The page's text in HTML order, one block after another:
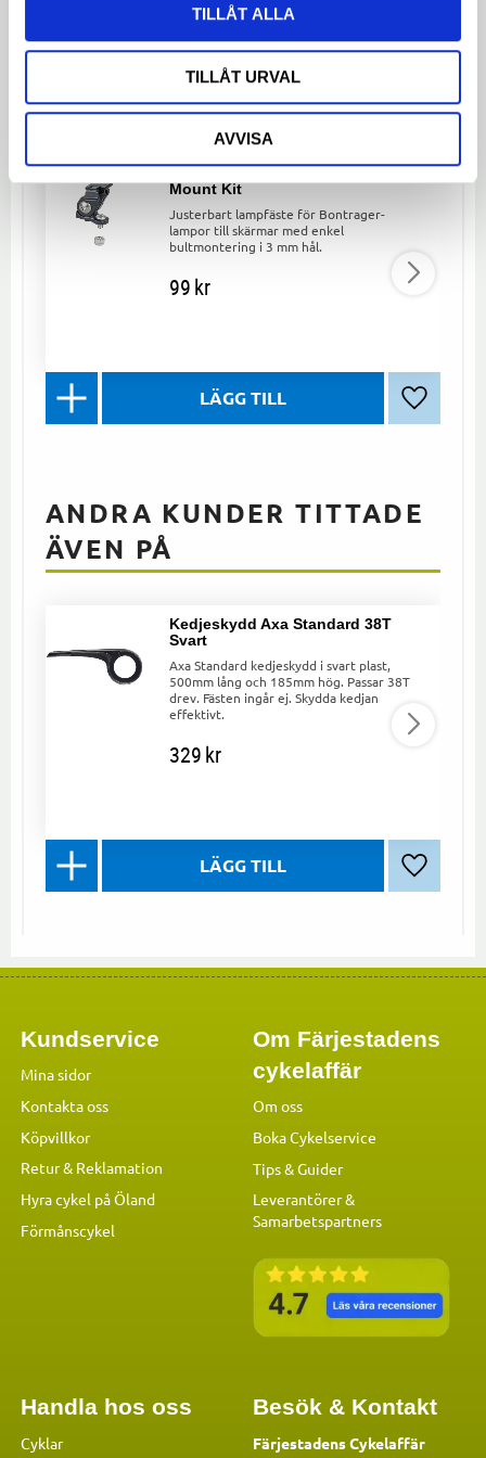
TILLÅT ALLA
TILLÅT URVAL
AVVISA
LinkedIn
LIKNANDE PRODUKTER
Bontrager Bolt-on Fender Light
Mount Kit
Justerbart lampfäste för Bontrager-
lampor till skärmar med enkel
bultmontering i 3 mm hål.
99kr
Lägg till
ANDRA KUNDER TITTADE
ÄVEN PÅ
Kedjeskydd Axa Standard 38T
Svart
Axa Standard kedjeskydd i svart plast,
500mm lång och 185mm hög. Passar 38T
drev. Fästen ingår ej. Skydda kedjan
effektivt.
329kr
Lägg till
Kundservice
Mina sidor
Kontakta oss
Köpvillkor
Retur & Reklamation
Hyra cykel på Öland
Förmånscykel
Om Färjestadens
cykelaffär
Om oss
Boka Cykelservice
Tips & Guider
Leverantörer &
Samarbetspartners
Handla hos oss
Cyklar
Besök & Kontakt
Färjestadens Cykelaffär